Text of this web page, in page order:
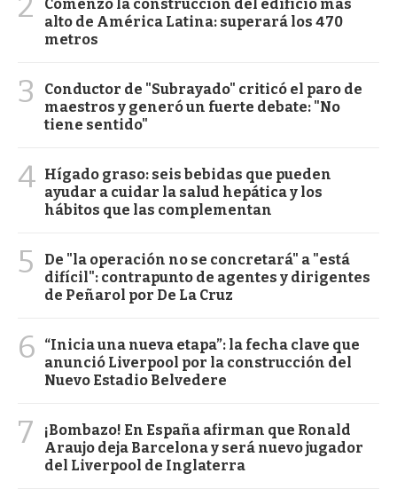
Comenzó la construcción del edificio más
alto de América Latina: superará los 470
metros
3
Conductor de "Subrayado" criticó el paro de
maestros y generó un fuerte debate: "No
tiene sentido"
4 Hígado graso: seis bebidas que pueden
ayudar a cuidar la salud hepática y los
hábitos que las complementan
5
De "la operación no se concretará" a "está
difícil": contrapunto de agentes y dirigentes
de Peñarol por De La Cruz
6
“Inicia una nueva etapa”: la fecha clave que
anunció Liverpool por la construcción del
Nuevo Estadio Belvedere
7
¡Bombazo! En España afirman que Ronald
Araujo deja Barcelona y será nuevo jugador
del Liverpool de Inglaterra